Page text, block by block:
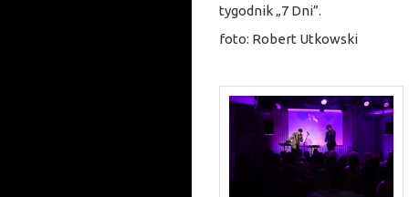
tygodnik „7 Dni”.
foto: Robert Utkowski